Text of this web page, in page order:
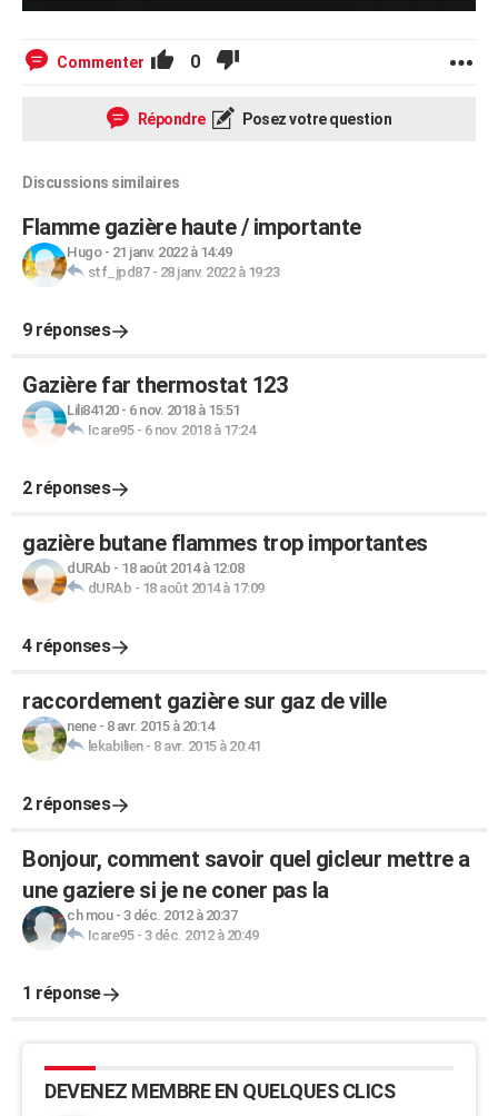
Commenter 0
Répondre Posez votre question
Discussions similaires
Flamme gazière haute / importante
Hugo- 21 janv. 2022 à 14:49
stf_jpd87- 28 janv. 2022 à 19:23
9 réponses
Gazière far thermostat 123
Lili84120- 6 nov. 2018 à 15:51
Icare95- 6 nov. 2018 à 17:24
2 réponses
gazière butane flammes trop importantes
dURAb - 18 août 2014 à 12:08
dURAb - 18 août 2014 à 17:09
4 réponses
raccordement gazière sur gaz de ville
nene- 8 avr. 2015 à 20:14
lekabilien- 8 avr. 2015 à 20:41
2 réponses
Bonjour, comment savoir quel gicleur mettre a
une gaziere si je ne coner pas la
ch mou- 3 déc. 2012 à 20:37
Icare95- 3 déc. 2012 à 20:49
1 réponse
DEVENEZ MEMBRE EN QUELQUES CLICS